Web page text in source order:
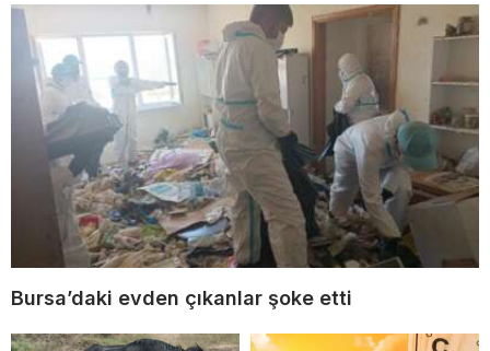
Bursa’daki evden çıkanlar şoke etti